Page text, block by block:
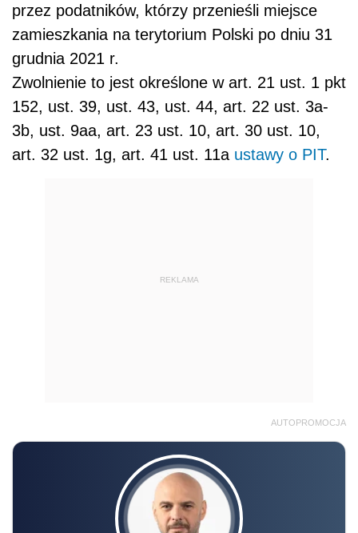
przez podatników, którzy przenieśli miejsce
zamieszkania na terytorium Polski po dniu 31
grudnia 2021 r.
Zwolnienie to jest określone w art. 21 ust. 1 pkt
152, ust. 39, ust. 43, ust. 44, art. 22 ust. 3a-
3b, ust. 9aa, art. 23 ust. 10, art. 30 ust. 10,
art. 32 ust. 1g, art. 41 ust. 11a ustawy o PIT.
REKLAMA
AUTOPROMOCJA